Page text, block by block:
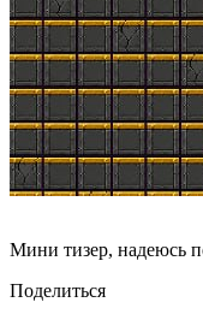
Мини тизер, надеюсь
Поделиться